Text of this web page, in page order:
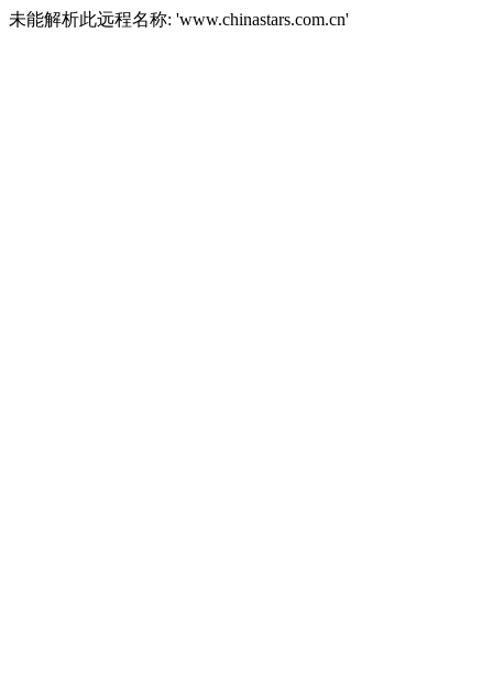
未能解析此远程名称: 'www.chinastars.com.cn'